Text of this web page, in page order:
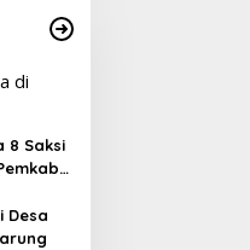
8 Saksi
Desa